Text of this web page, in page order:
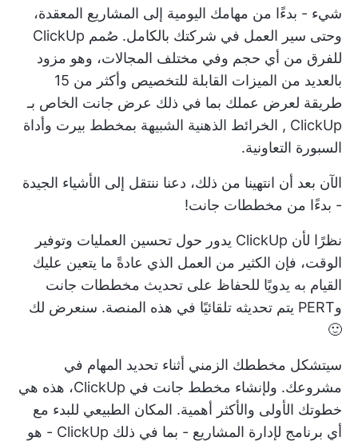
شيء - بدءًا من مهامك اليومية إلى المشاريع المعقدة،
وحتى سير العمل في شركتك بالكامل. صُمم ClickUp
للفرق من أي حجم وفي مختلف المجالات، وهو مزود
بالعديد من الميزات القابلة للتخصيص وأكثر من 15
طريقة لعرض عملك بما في ذلك عرض جانت الخاص بـ
ClickUp
, الخرائط الذهنية الشبيهة بمخطط بيرت وأداة
السبورة التعاونية.
الآن بعد أن انتهينا من ذلك، دعنا ننتقل إلى الأشياء الجيدة
- بدءًا من مخططات جانت!
نظرًا لأن ClickUp يدور حول تحسين العمليات وتوفير
الوقت، فإن الكثير من العمل الذي عادةً ما يتعين عليك
القيام به يدويًا للحفاظ على تحديث مخططات جانت
وPERT يتم تحديثه تلقائيًا في هذه المنصة. سنعرض لك
🙂
سيتشكل مخططك الزمني أثناء تحديد المهام في
مشروعك. ولإنشاء مخطط جانت في ClickUp، هذه هي
خطوتك الأولى والأكثر أهمية. المكان الطبيعي للبدء مع
أي برنامج لإدارة المشاريع - بما في ذلك ClickUp - هو